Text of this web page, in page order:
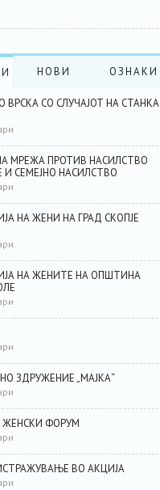
НОВИ ОЗНАКИ
ВРСКА СО СЛУЧАЈОТ НА СТАНКА
МРЕЖА ПРОТИВ НАСИЛСТВО
И СЕМЕЈНО НАСИЛСТВО
НА ЖЕНИ НА ГРАД СКОПЈЕ
НА ЖЕНИТЕ НА ОПШТИНА
ЗДРУЖЕНИЕ „МАЈКА“
ЖЕНСКИ ФОРУМ
ВО АКЦИЈА